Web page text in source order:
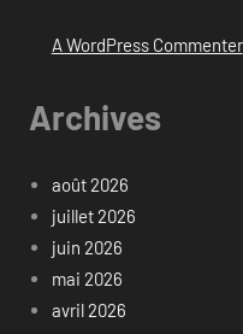
A WordPress Commenter
Archives
août 2026
juillet 2026
juin 2026
mai 2026
avril 2026